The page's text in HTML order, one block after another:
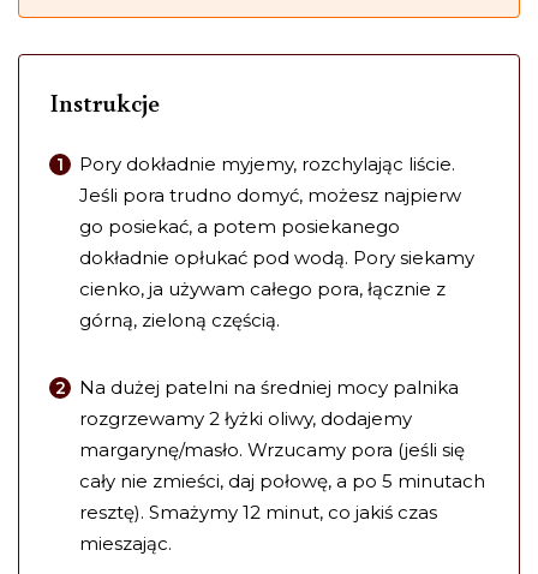
Instrukcje
Pory dokładnie myjemy, rozchylając liście.
Jeśli pora trudno domyć, możesz najpierw
go posiekać, a potem posiekanego
dokładnie opłukać pod wodą. Pory siekamy
cienko, ja używam całego pora, łącznie z
górną, zieloną częścią.
Na dużej patelni na średniej mocy palnika
rozgrzewamy 2 łyżki oliwy, dodajemy
margarynę/masło. Wrzucamy pora (jeśli się
cały nie zmieści, daj połowę, a po 5 minutach
resztę). Smażymy 12 minut, co jakiś czas
mieszając.